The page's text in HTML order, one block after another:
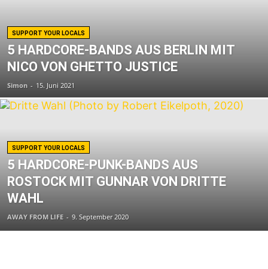
SUPPORT YOUR LOCALS
5 HARDCORE-BANDS AUS BERLIN MIT
NICO VON GHETTO JUSTICE
Simon - 15. Juni 2021
SUPPORT YOUR LOCALS
5 HARDCORE-PUNK-BANDS AUS
ROSTOCK MIT GUNNAR VON DRITTE
WAHL
AWAY FROM LIFE - 9. September 2020